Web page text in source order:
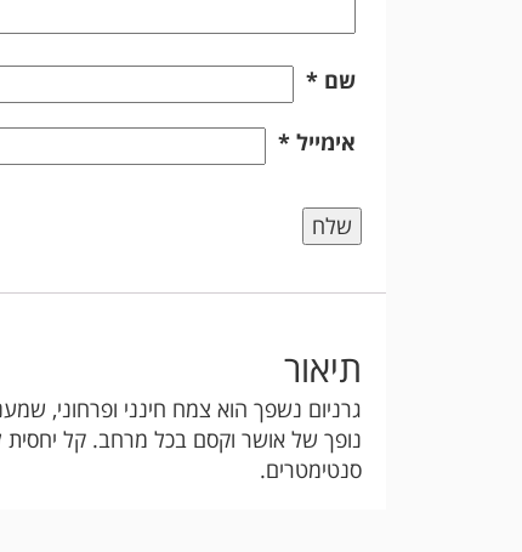
שם *
אימייל *
תיאור
גרניום נשפך הוא צמח חינני ופרחוני,
סנטימטרים.